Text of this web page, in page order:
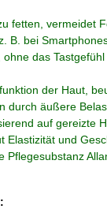
fetten, vermeidet
B. bei
das Tastgefühl
der Haut,
durch äußere
auf gereizte
Elastizität und
Pflegesubstanz